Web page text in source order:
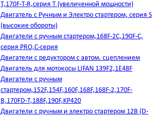
T,170F-T-R,серия Т (увеличенной мощности)
Двигатель с Ручным и Электро стартером, серия S
(высокие обороты)
Двигатели с ручным стартером,168F-2C,190F-C,
серия PRO,C-серия
Двигатели с редуктором с автом. сцеплением
Двигатель для мотокосы LIFAN 139F2,1E48F
Двигатели с ручным
стартером,152F,154F,160F,168F,168F-2,170F-
B,170FD-T,188F,190F,KP420
Двигатели с ручным и электро стартером 12В (D-